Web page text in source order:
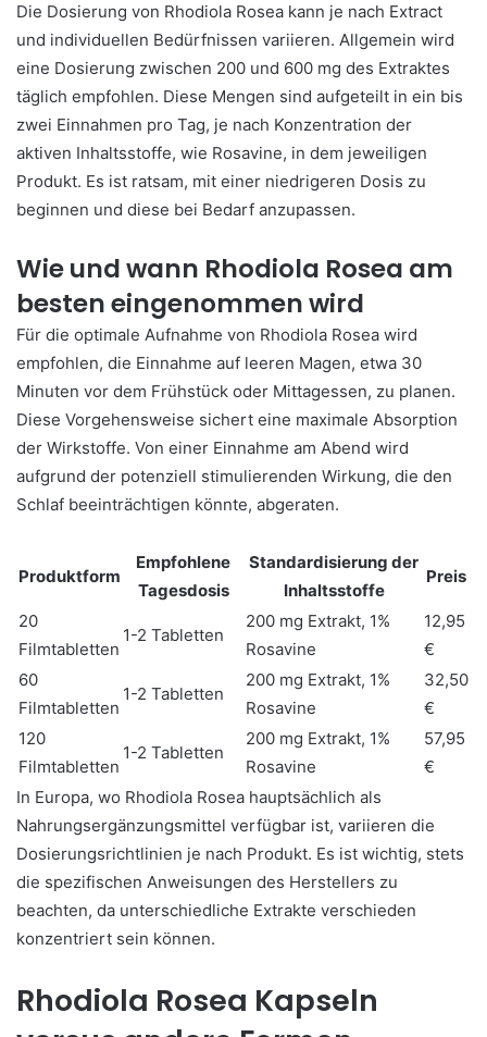
Die Dosierung von Rhodiola Rosea kann je nach Extract
und individuellen Bedürfnissen variieren. Allgemein wird
eine Dosierung zwischen 200 und 600 mg des Extraktes
täglich empfohlen. Diese Mengen sind aufgeteilt in ein bis
zwei Einnahmen pro Tag, je nach Konzentration der
aktiven Inhaltsstoffe, wie Rosavine, in dem jeweiligen
Produkt. Es ist ratsam, mit einer niedrigeren Dosis zu
beginnen und diese bei Bedarf anzupassen.
Wie und wann Rhodiola Rosea am
besten eingenommen wird
Für die optimale Aufnahme von Rhodiola Rosea wird
empfohlen, die Einnahme auf leeren Magen, etwa 30
Minuten vor dem Frühstück oder Mittagessen, zu planen.
Diese Vorgehensweise sichert eine maximale Absorption
der Wirkstoffe. Von einer Einnahme am Abend wird
aufgrund der potenziell stimulierenden Wirkung, die den
Schlaf beeinträchtigen könnte, abgeraten.
Produktform
Empfohlene
Tagesdosis
Standardisierung der
Inhaltsstoffe
Preis
20
Filmtabletten
1-2 Tabletten
200 mg Extrakt, 1%
Rosavine
12,95
€
60
Filmtabletten
1-2 Tabletten
200 mg Extrakt, 1%
Rosavine
32,50
€
120
Filmtabletten
1-2 Tabletten
200 mg Extrakt, 1%
Rosavine
57,95
€
In Europa, wo Rhodiola Rosea hauptsächlich als
Nahrungsergänzungsmittel verfügbar ist, variieren die
Dosierungsrichtlinien je nach Produkt. Es ist wichtig, stets
die spezifischen Anweisungen des Herstellers zu
beachten, da unterschiedliche Extrakte verschieden
konzentriert sein können.
Rhodiola Rosea Kapseln